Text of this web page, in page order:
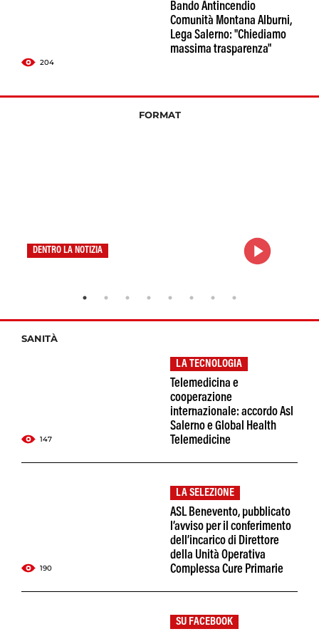
204
Bando Antincendio
Comunità Montana Alburni,
Lega Salerno: "Chiediamo
massima trasparenza"
FORMAT
DENTRO LA NOTIZIA
SANITÀ
147
LA TECNOLOGIA
Telemedicina e
cooperazione
internazionale: accordo Asl
Salerno e Global Health
Telemedicine
190
LA SELEZIONE
ASL Benevento, pubblicato
l’avviso per il conferimento
dell’incarico di Direttore
della Unità Operativa
Complessa Cure Primarie
SU FACEBOOK